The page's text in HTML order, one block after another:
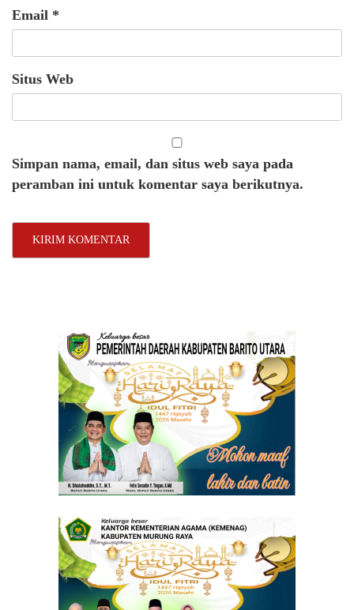
Email *
Situs Web
Simpan nama, email, dan situs web saya pada
peramban ini untuk komentar saya berikutnya.